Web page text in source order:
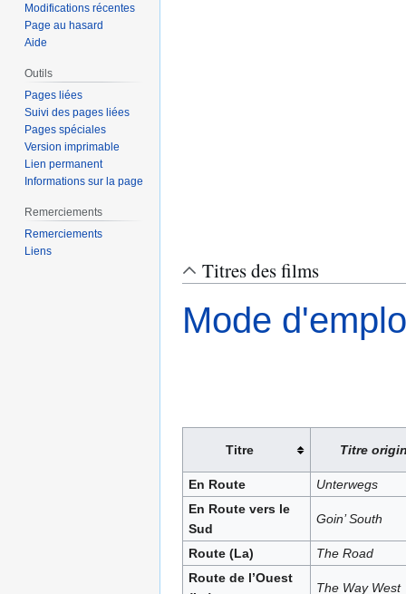
Titres des films
Mode
Titre Titre
En Route
Unterwegs
En Route vers le
Sud
Goin’ South
Route (La)
The Road
Route de l’Ouest
The Way West
Modifications récentes
Page au hasard
Aide
Outils
Pages liées
Suivi des pages liées
Pages spéciales
Version imprimable
Lien permanent
Informations sur la page
Remerciements
Remerciements
Liens